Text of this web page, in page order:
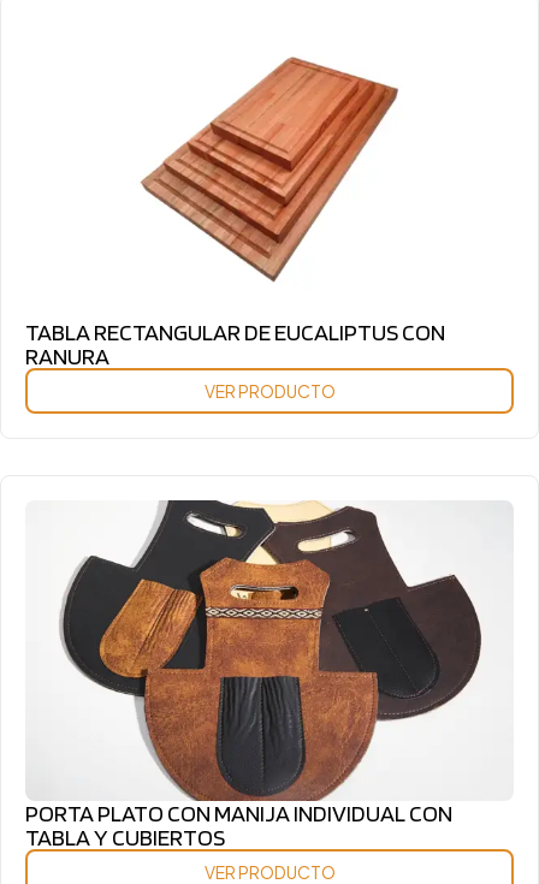
TABLA RECTANGULAR DE EUCALIPTUS CON
RANURA
VER PRODUCTO
PORTA PLATO CON MANIJA INDIVIDUAL CON
TABLA Y CUBIERTOS
VER PRODUCTO